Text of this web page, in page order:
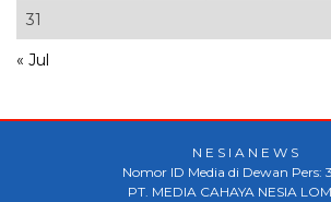
31
« Jul
N E S I A N E W S
Nomor ID Media di Dewan Pers:
PT. MEDIA CAHAYA NESIA